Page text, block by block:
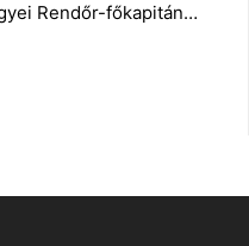
Rendőr-főkapitán…